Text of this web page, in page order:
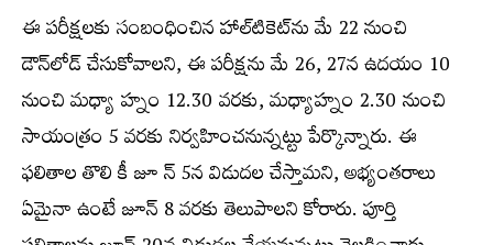
ఈ పరీక్షలకు సంబంధించిన హాల్‌టికెట్‌ను మే 22 నుంచి
డౌన్‌లోడ్‌ చేసుకోవాలని, ఈ పరీక్షను మే 26, 27న ఉదయం 10
నుంచి మధ్యా హ్నం 12.30 వరకు, మధ్యాహ్నం 2.30 నుంచి
సాయంత్రం 5 వరకు నిర్వహించనున్నట్టు పేర్కొన్నారు. ఈ
ఫలితాల తొలి కీ జూ న్‌ 5న విడుదల చేస్తామని, అభ్యంతరాలు
ఏమైనా ఉంటే జూన్‌ 8 వరకు తెలుపాలని కోరారు. పూర్తి